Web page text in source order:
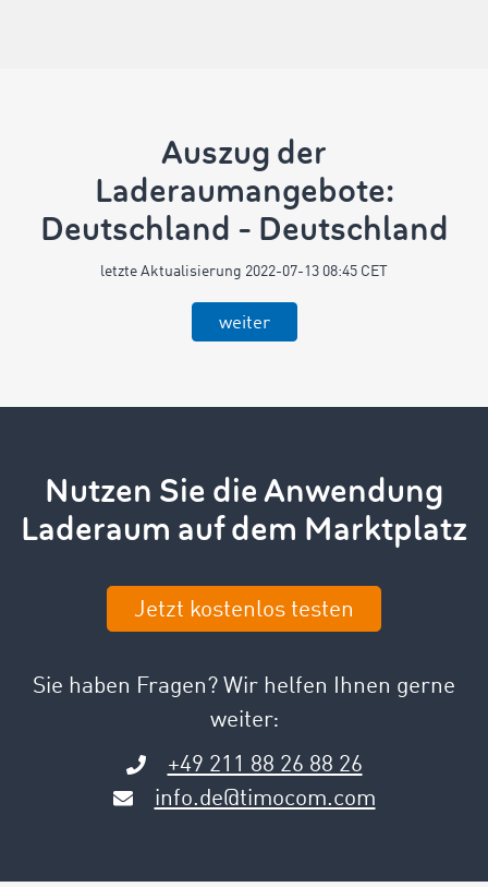
Auszug der
Laderaumangebote:
Deutschland - Deutschland
letzte Aktualisierung 2022-07-13 08:45 CET
weiter
Nutzen Sie die Anwendung
Laderaum auf dem Marktplatz
Jetzt kostenlos testen
Sie haben Fragen? Wir helfen Ihnen gerne
weiter:
+49 211 88 26 88 26
info.de@timocom.com